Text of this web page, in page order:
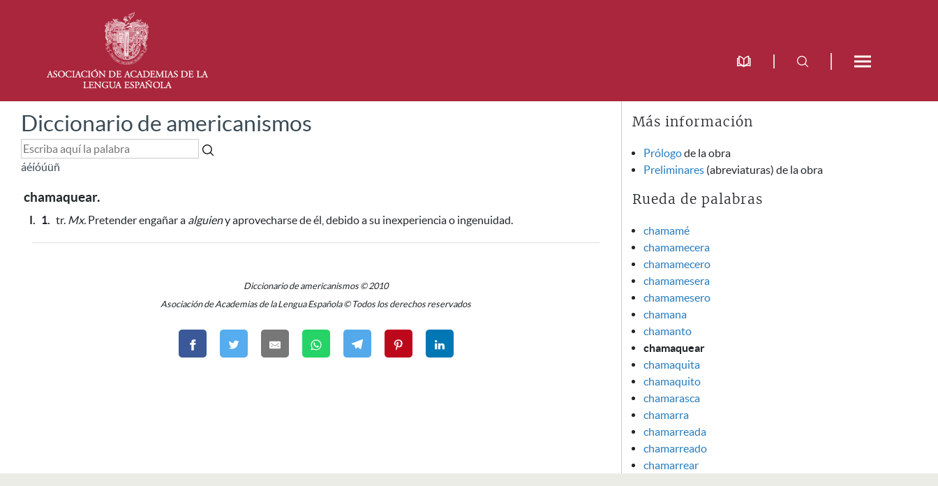
Diccionario de americanismos
áéíóúüñ
chamaquear.
I. 1. tr. Mx. Pretender engañar a alguieny aprovecharse de él, debido a su inexperiencia o ingenuidad.
Diccionario de americanismos © 2010
Asociación de Academias de la Lengua Española © Todos los derechos reservados
Más información
Prólogode la obra
Preliminares (abreviaturas) de la obra
Rueda de palabras
chamamé
chamamecera
chamamecero
chamamesera
chamamesero
chamana
chamanto
chamaquear
chamaquita
chamaquito
chamarasca
chamarra
chamarreada
chamarreado
chamarrear